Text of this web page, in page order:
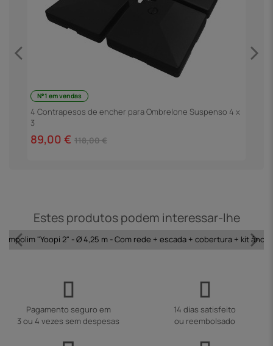
N°1 em vendas
4 Contrapesos de encher para Ombrelone Suspenso 4 x
3
89,00 € 118,00 €
Estes produtos podem interessar-lhe
"Yoopi 2" - Ø 4,25 m - Com rede + escada + cobertura + kit
Pagamento seguro em
3 ou 4 vezes sem despesas
14 dias satisfeito
ou reembolsado